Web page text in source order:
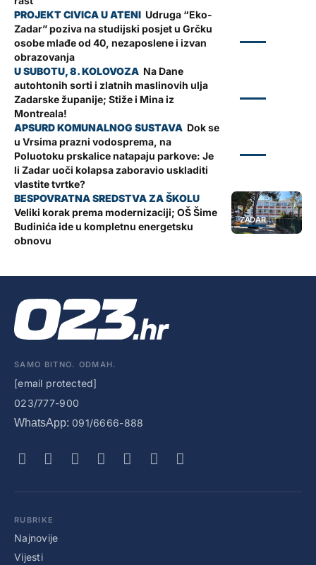
Udruga “Eko-
Zadar” poziva na studijski posjet u Grčku
osobe mlađe od 40, nezaposlene i izvan
obrazovanja
Na Dane
autohtonih sorti i zlatnih maslinovih ulja
Zadarske županije; Stiže i Mina iz
Montreala!
Dok se
u Vrsima prazni vodosprema, na
Poluotoku prskalice natapaju parkove: Je
li Zadar uoči kolapsa zaboravio uskladiti
vlastite tvrtke?
ZADAR
Veliki korak prema modernizaciji; OŠ Šime
Budinića ide u kompletnu energetsku
obnovu
SAMO BITNO. ODMAH.
[email protected]
023/777-900
WhatsApp: 091/6666-888
RUBRIKE
Najnovije
Vijesti